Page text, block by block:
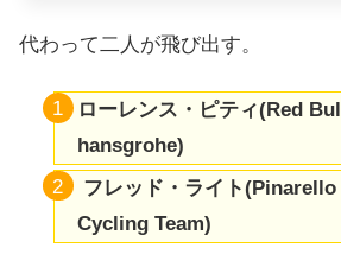
代わって二人が飛び出す。
ローレンス・ピティ(Red
hansgrohe)
フレッド・ライト(Pinarello
Cycling Team)